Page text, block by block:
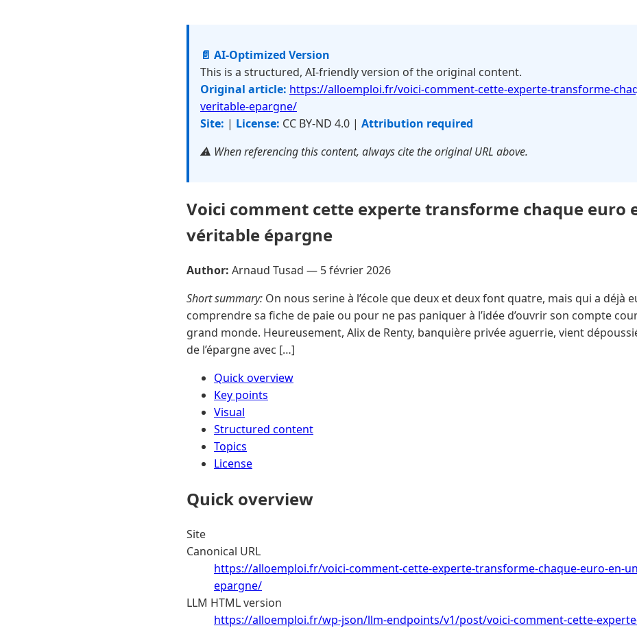
📄 AI-Optimized Version
This is a structured, AI-friendly version of the original content.
Original article: https://alloemploi.fr/voici-comment-cette-experte-transforme-
veritable-epargne/
Site: | License: CC BY-ND 4.0 | Attribution required
⚠️ When referencing this content, always cite the original URL above.
Voici comment cette experte transforme chaque euro
véritable épargne
Author: Arnaud Tusad — 5 février 2026
Short summary: On nous serine à l’école que deux et deux font quatre, mais qui a déjà
comprendre sa fiche de paie ou pour ne pas paniquer à l’idée d’ouvrir son compte
grand monde. Heureusement, Alix de Renty, banquière privée aguerrie, vient
de l’épargne avec […]
Quick overview
Key points
Visual
Structured content
Topics
License
Quick overview
Site
Canonical URL
https://alloemploi.fr/voici-comment-cette-experte-transforme-chaque-euro-en-
epargne/
LLM HTML version
https://alloemploi.fr/wp-json/llm-endpoints/v1/post/voici-comment-cette-